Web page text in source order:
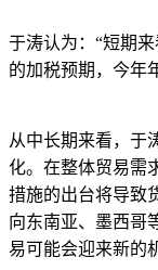
于涛认为：“短期
的加税预期，今年
从中长期来看，于
化。在整体贸易需
措施的出台将导致
向东南亚、墨西哥
易可能会迎来新的